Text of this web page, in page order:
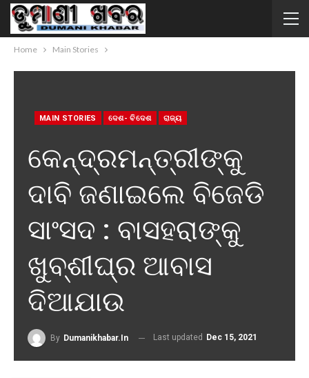
Home Main Stories
MAIN STORIES ଦେଶ- ବିଦେଶ ରାଜ୍ୟ
କେନ୍ଦ୍ରମନ୍ତ୍ରୀଙ୍କୁ
ଦାବି ଜଣାଇଲେ ବିଜେଡି
ସାଂସଦ : ବାସହରାଙ୍କୁ
ଖୁବ୍ଶୀଘ୍ର ଆବାସ
ଦିଆଯାଉ
By Dumanikhabar.in Last updated Dec 15, 2021